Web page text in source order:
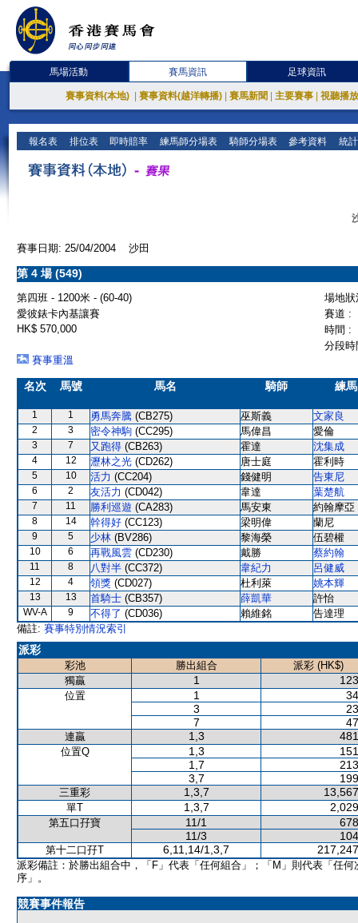
馬場活動 賽馬資訊 足球資訊
賽事資料(本地) 賽事資料(越洋轉播) 賽馬新聞 主要賽事 視聽播
報名表 排位表 即時賠率 練馬師分場表 騎師分場表 參考資料 統
賽事日期: 25/04/2004 沙田
第 4 場 (549)
第四班 - 1200米 - (60-40)
場地
愛彼錶卡內基讓賽
賽道 :
HK$ 570,000
時間 :
分段
賽事重溫
名次 馬號 馬名 騎師 練
1 1 勇馬奔騰 (CB275) 巫斯義 文家良
2 3 密令神駒 (CC295) 馬偉昌 愛倫
3 7 又跑得 (CB263) 霍達 沈集成
4 12 瀝林之光 (CD262) 唐士庭 霍利時
5 10 活力 (CC204) 錢健明 告東尼
6 2 友活力 (CD042) 韋達 葉楚航
7 11 勝利巡遊 (CA283) 馬安東 約翰摩亞
8 14 幹得好 (CC123) 梁明偉 蘭尼
9 5 少林 (BV286) 黎海榮 伍碧權
10 6 再戰風雲 (CD230) 戴勝 蔡約翰
11 8 八對半 (CC372) 韋紀力 呂健威
12 4 領獎 (CD027) 杜利萊 姚本輝
13 13 首騎士 (CB357) 薛凱華 許怡
WV-A 9 不得了 (CD036) 賴維銘
告達理
備註: 賽事特別情況索引
派彩
彩池 勝出組合
派彩 (HK$)
獨贏
1
位置 1
3
7
連贏 1,3
位置Q 1,3
1,7
3,7
三重彩 1,3,7
單T 1,3,7
第五口孖寶 11/1
11/3
第十二口孖T 6,11,14/1,3,7
派彩備註：於勝出組合中，「F」代表「任何組合」；「M」則代表「任何
序」。
競賽事件報告